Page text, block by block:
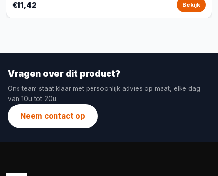
€11,42 Bekijk
Vragen over dit product?
Ons team staat klaar met persoonlijk advies op maat, elke dag
van 10u tot 20u.
Neem contact op